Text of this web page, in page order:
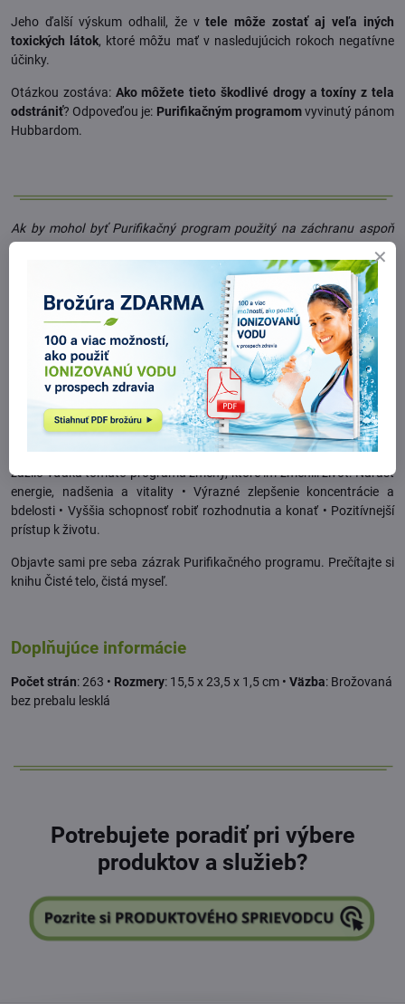
Jeho ďalší výskum odhalil, že vtele môže zostať aj veľa iných
toxických látok, ktoré môžu mať v nasledujúcich rokoch negatívne
účinky.
Otázkou zostáva: Ako môžete tieto škodlivé drogy a toxíny z tela
odstrániť? Odpoveďou je: Purifikačným programomvyvinutý pánom
Hubbardom.
Ak by mohol byť Purifikačný program použitý na záchranu aspoň
časti civilizácie, trpiacej na účinky drog a iných toxických látok,
potom možno existuje nádej pre celú tuto civilizáciu.
Najpredávanejšia kniha Čisté telo, čistá myseľ podrobneopisuje
prirodzený režim– jedinú metódu svojho druhu – ktoréhoúčelom je
odstrániť drogy a toxíny z tela, aodstrániť tak tie prekážky , ktoré
bránia mentálnemu aj duševnému zlepšeniu.
Desaťtisíce ľudí z celého sveta, ktorí urobili Purifikačný program,
zažilo vďaka tomuto programu zmeny, ktoré im zmenili život: Nárast
energie, nadšenia a vitality • Výrazné zlepšenie koncentrácie a
bdelosti • Vyššia schopnosť robiť rozhodnutia a konať • Pozitívnejší
prístup k životu.
Objavte sami pre seba zázrak Purifikačného programu. Prečítajte si
knihu Čisté telo, čistá myseľ.
Doplňujúce informácie
Počet strán: 263 • Rozmery: 15,5 x 23,5 x 1,5 cm • Väzba: Brožovaná
bez prebalu lesklá
Potrebujete poradiť pri výbere
produktov a služieb?